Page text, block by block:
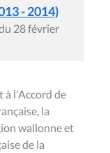
- 2014)
28 février
à l'Accord de
la
wallonne et
de la